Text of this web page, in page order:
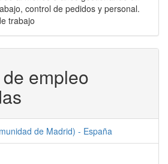
control de pedidos y personal.
trabajo
empleo
de Madrid) - España